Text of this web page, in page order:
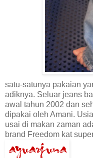
satu-satunya pakaian
adiknya. Seluar jeans
awal tahun 2002 dan
dipakai oleh Amani.
usai di makan zaman
brand Freedom kat